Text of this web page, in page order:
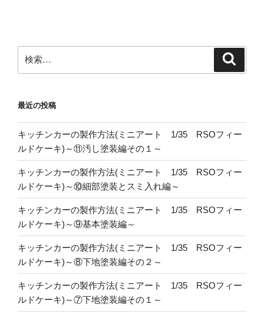
ー
シ
索:
最近の投稿
キッチンカーの製作方法(ミニアート 1/35 RSOフィー
ルドケーキ)～⑪汚し塗装編その１～
キッチンカーの製作方法(ミニアート 1/35 RSOフィー
ルドケーキ)～⑩細部塗装とスミ入れ編～
キッチンカーの製作方法(ミニアート 1/35 RSOフィー
ルドケーキ)～⑨基本塗装編～
キッチンカーの製作方法(ミニアート 1/35 RSOフィー
ルドケーキ)～⑧下地塗装編その２～
キッチンカーの製作方法(ミニアート 1/35 RSOフィー
ルドケーキ)～⑦下地塗装編その１～